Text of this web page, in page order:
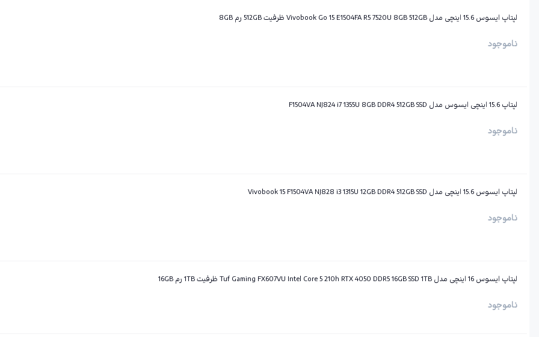
لپتاپ ایسوس 15.6 اینچی مدل Vivobook Go 15 E1504FA R5 7520U 8GB 512GB ظرفیت 512GB رم 8GB
ناموجود
لپتاپ 15.6 اینچی ایسوس مدل F1504VA NJ824 i7 1355U 8GB DDR4 512GB SSD
ناموجود
لپتاپ ایسوس 15.6 اینچی مدل Vivobook 15 F1504VA NJ828 i3 1315U 12GB DDR4 512GB SSD
ناموجود
لپتاپ ایسوس 16 اینچی مدل Tuf Gaming FX607VU Intel Core 5 210h RTX 4050 DDR5 16GB SSD 1TB ظرفیت 1TB رم 16GB
ناموجود